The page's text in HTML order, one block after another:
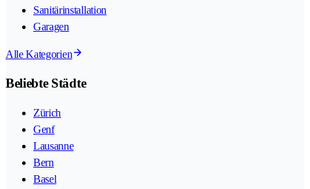
Sanitärinstallation
Garagen
Alle Kategorien
Beliebte Städte
Zürich
Genf
Lausanne
Bern
Basel